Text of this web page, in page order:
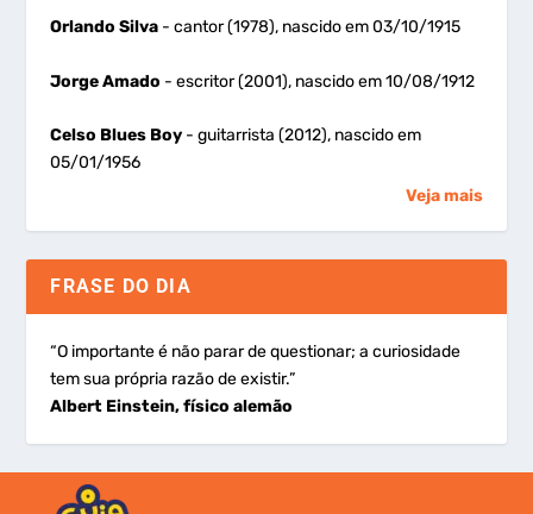
Orlando Silva - cantor (1978), nascido em 03/10/1915
Jorge Amado - escritor (2001), nascido em 10/08/1912
Celso Blues Boy - guitarrista (2012), nascido em
05/01/1956
Veja mais
FRASE DO DIA
“O importante é não parar de questionar; a curiosidade
tem sua própria razão de existir.”
Albert Einstein, físico alemão